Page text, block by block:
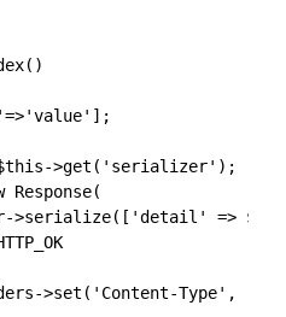
>get('serializer');
Response(
>serialize(['detail' =>
>set('Content-Type',